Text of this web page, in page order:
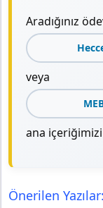
Aradığınız
veya
ana
Önerilen Yazılar: